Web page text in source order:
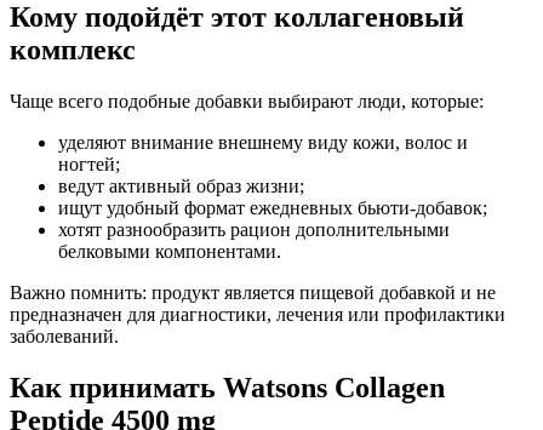
Кому подойдёт этот коллагеновый
комплекс
Чаще всего подобные добавки выбирают люди, которые:
уделяют внимание внешнему виду кожи, волос и
ногтей;
ведут активный образ жизни;
ищут удобный формат ежедневных бьюти-добавок;
хотят разнообразить рацион дополнительными
белковыми компонентами.
Важно помнить: продукт является пищевой добавкой и не
предназначен для диагностики, лечения или профилактики
заболеваний.
Как принимать Watsons Collagen
Peptide 4500 mg